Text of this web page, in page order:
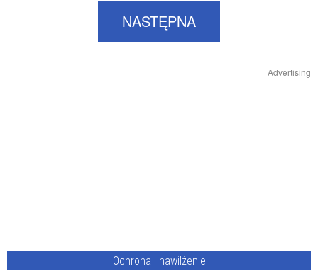
NASTĘPNA
Advertising
Ochrona i nawilżenie